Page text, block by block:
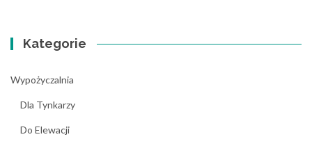
Kategorie
Wypożyczalnia
Dla Tynkarzy
Do Elewacji